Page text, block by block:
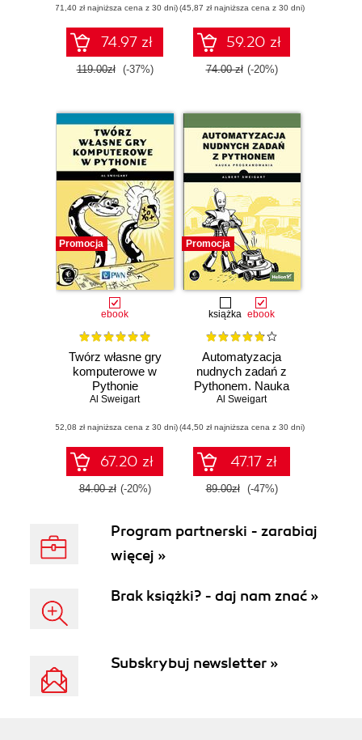
(71,40 zł najniższa cena z 30 dni)
74.97 zł
119.00zł (-37%)
automatyzuj nudne
zajęcia
(45,87 zł najniższa cena z 30 dni)
59.20 zł
74.00 zł (-20%)
Promocja
ebook
Twórz własne gry
komputerowe w
Pythonie
Al Sweigart
(52,08 zł najniższa cena z 30 dni)
67.20 zł
84.00 zł (-20%)
Promocja
książka ebook
Automatyzacja
nudnych zadań z
Pythonem. Nauka
programowania
Al Sweigart
(44,50 zł najniższa cena z 30 dni)
47.17 zł
89.00zł (-47%)
Program partnerski - zarabiaj
więcej »
Brak książki? - daj nam znać »
Subskrybuj newsletter »